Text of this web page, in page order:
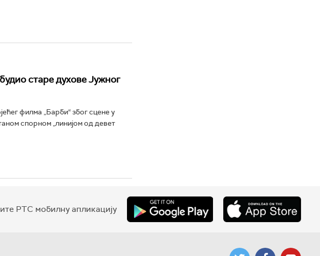
старе духове Јужног
филма „Барби“ због сцене у
спорном „линијом од девет
РТС мобилну апликацију